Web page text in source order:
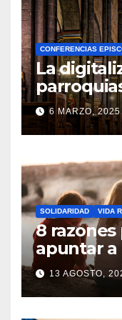
CONFERENCIAS
La
realidad
la Iglesia
6 MARZO, 2025
SOLIDARIDAD VIDA
8
apuntar a
13 AGOSTO,